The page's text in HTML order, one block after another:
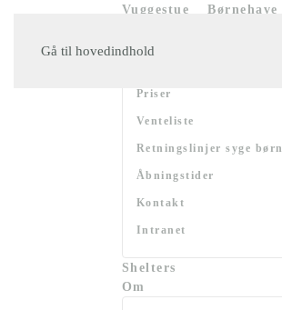
Gå til hovedindhold
Vuggestue
Børnehave
Priser
Venteliste
Retningslinjer syge børn
Åbningstider
Kontakt
Intranet
Shelters
Om